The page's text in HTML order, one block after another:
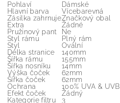
Pohlaví
Dámské
Hlavní barva
Vícebarevná
Zásilka zahrnujeZnačkový obal
Extra
Žádné
Pružinový pant
Ne
Styl rámu
Plný rám
Styl
Ovální
Délka stranice
140mm
Šířka rámu
155mm
Šířka nosníku
14mm
Výška čoček
62mm
Šířka čoček
62mm
Ochrana
100% UVA & UVB
Efekt čoček
Žádný
Kategorie filtru
3